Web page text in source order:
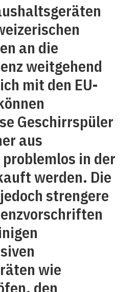
an die
weitgehend
mit den EU-
Geschirrspüler
aus
in der
werden. Die
strengere
wie
den